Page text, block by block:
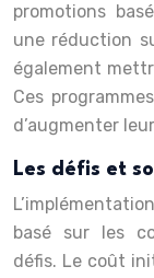
promotions
une réduction
également
Ces
d’augmenter
Les défis et
basé sur les
défis. Le coût